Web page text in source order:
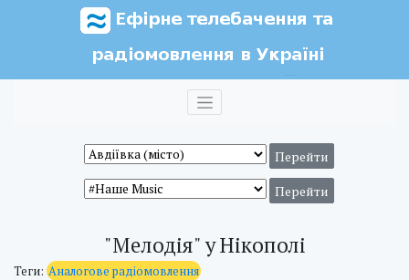
"Мелодія" у Нікополі
Теги: Аналогове радіомовлення